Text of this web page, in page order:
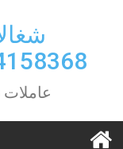
0581440346
عاملات